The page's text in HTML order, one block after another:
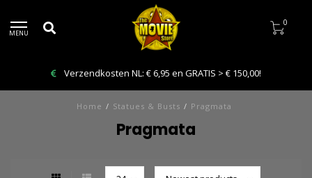
MENU
0
Verzendkosten NL: € 6,95 en GRATIS > € 150,00!
Home / Statues & Busts / Pragmata
Pragmata